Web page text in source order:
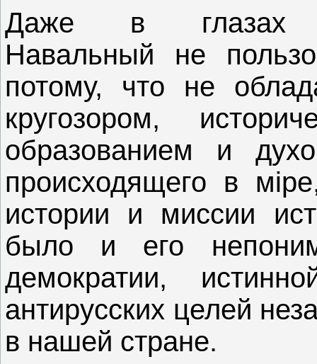
Даже в глазах
Навальный не
потому, что не
кругозором,
образованием и
происходящего в
истории и миссии
было и его
демократии,
антирусских целей
в нашей стране.